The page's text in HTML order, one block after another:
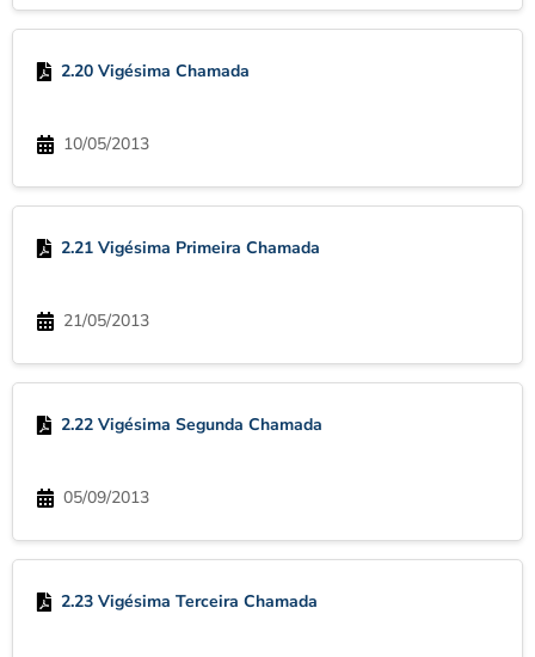
2.20 Vigésima Chamada
10/05/2013
2.21 Vigésima Primeira Chamada
21/05/2013
2.22 Vigésima Segunda Chamada
05/09/2013
2.23 Vigésima Terceira Chamada